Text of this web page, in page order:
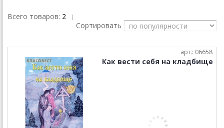
Всего товаров: 2 |
Сортировать
арт.: 06658
Как вести себя на кладбище